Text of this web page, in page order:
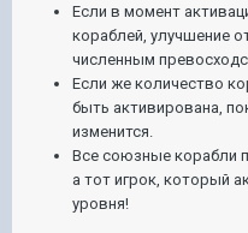
Если в момент
кораблей, улучшение
численным
Если же количество
быть активирована,
изменится.
Все союзные корабли
а тот игрок, который
уровня!